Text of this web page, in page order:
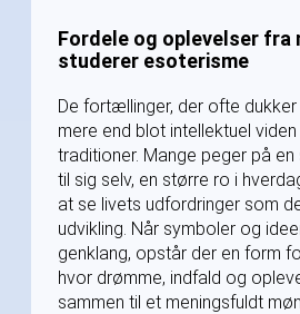
Fordele og oplevelser fra
studerer esoterisme
De fortællinger, der ofte
mere end blot intellektuel
traditioner. Mange peger på
til sig selv, en større ro i
at se livets udfordringer som
udvikling. Når symboler og
genklang, opstår der en form
hvor drømme, indfald og
sammen til et meningsfuldt